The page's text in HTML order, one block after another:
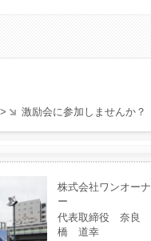
> 激励会に参加しませんか？
株式会社ワンオーナ
ー
代表取締役 奈良
橋 道幸